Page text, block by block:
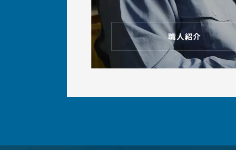
職人紹介